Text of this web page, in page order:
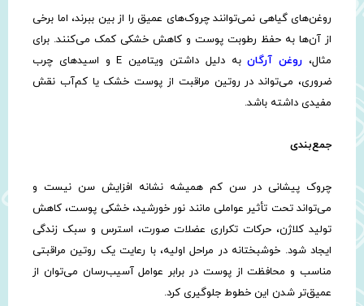
روغن‌های گیاهی نمی‌توانند چروک‌های عمیق را از بین ببرند، اما برخی
از آن‌ها به حفظ رطوبت پوست و کاهش خشکی کمک می‌کنند. برای
مثال، روغن آرگان
به دلیل داشتن ویتامین E و اسیدهای چرب
ضروری، می‌تواند در روتین مراقبت از پوست خشک یا کم‌آب نقش
مفیدی داشته باشد.
جمع‌بندی
چروک پیشانی در سن کم همیشه نشانه افزایش سن نیست و
می‌تواند تحت تأثیر عواملی مانند نور خورشید، خشکی پوست، کاهش
تولید کلاژن، حرکات تکراری عضلات صورت، استرس و سبک زندگی
ایجاد شود. خوشبختانه در مراحل اولیه، با رعایت یک روتین مراقبتی
مناسب و محافظت از پوست در برابر عوامل آسیب‌رسان می‌توان از
عمیق‌تر شدن این خطوط جلوگیری کرد.